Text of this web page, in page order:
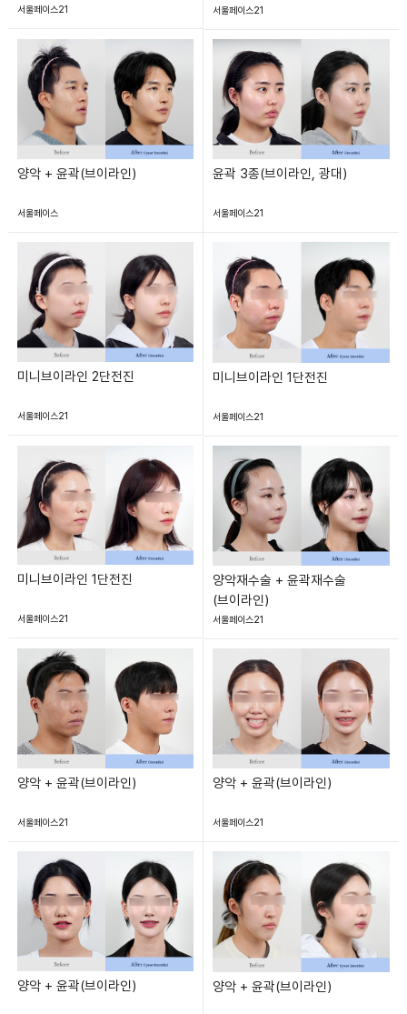
턱끝보톡스
서울페이스21 서울페이스21
양악 + 윤곽(브이라인)
서울페이스
윤곽 3종(브이라인, 광대)
서울페이스21
미니브이라인 2단전진
서울페이스21
미니브이라인 1단전진
서울페이스21
미니브이라인 1단전진
서울페이스21
양악재수술 + 윤곽재수술
(브이라인)
서울페이스21
양악 + 윤곽(브이라인)
서울페이스21
양악 + 윤곽(브이라인)
서울페이스21
양악 + 윤곽(브이라인) 양악 + 윤곽(브이라인)